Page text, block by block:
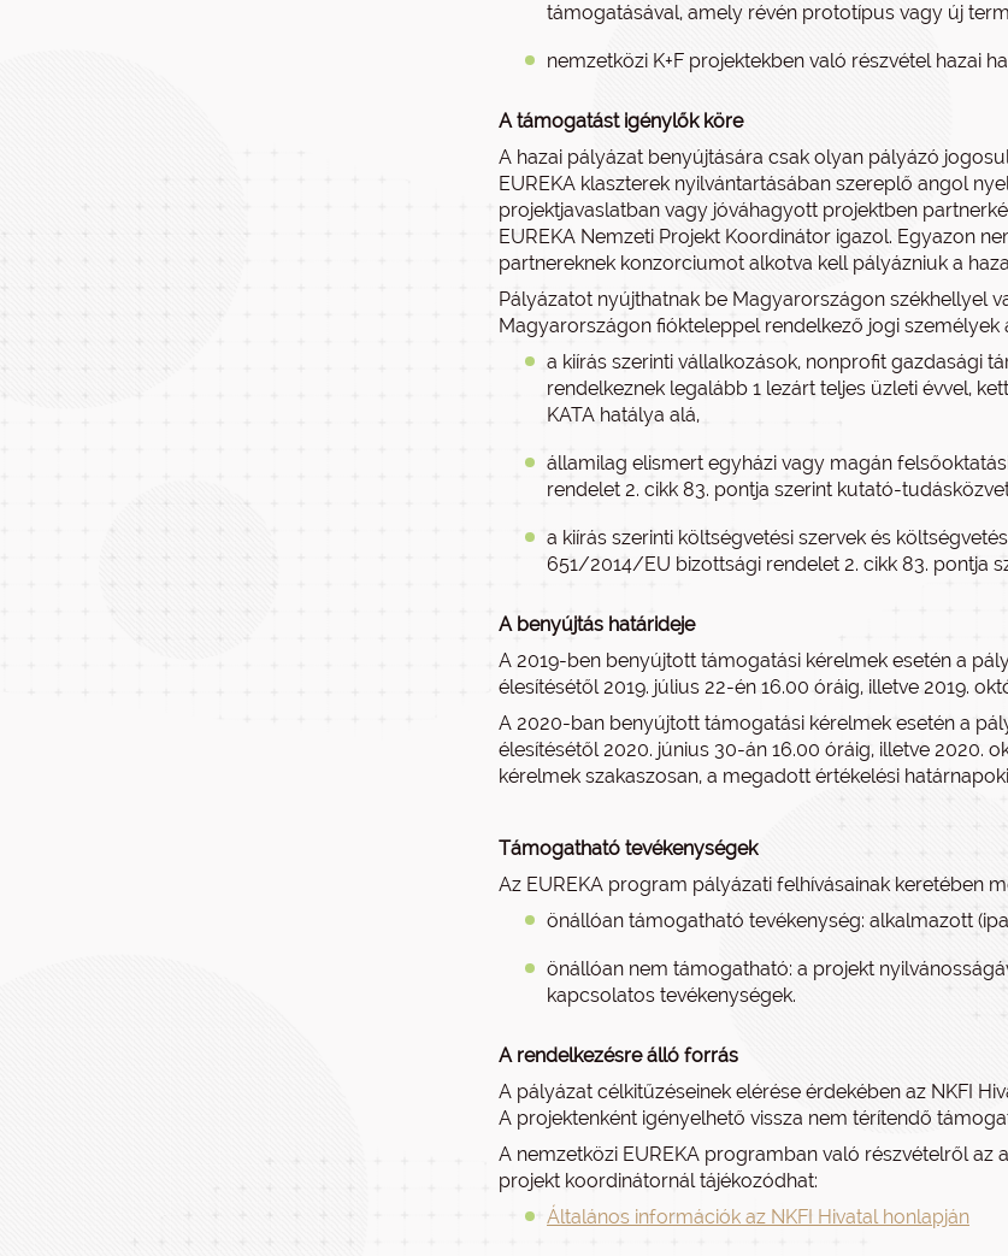
támogatásával, amely révén prototípus vagy új
nemzetközi K+F projektekben való részvétel hazai
A támogatást igénylők köre
A hazai pályázat benyújtására csak olyan pályázó
EUREKA klaszterek nyilvántartásában szereplő angol
projektjavaslatban vagy jóváhagyott projektben
EUREKA Nemzeti Projekt Koordinátor igazol. Egyazon
partnereknek konzorciumot alkotva kell pályázniuk a
Pályázatot nyújthatnak be Magyarországon székhellyel
Magyarországon fiókteleppel rendelkező jogi személyek
a kiírás szerinti vállalkozások, nonprofit gazdasági
rendelkeznek legalább 1 lezárt teljes üzleti évvel,
KATA hatálya alá,
államilag elismert egyházi vagy magán
rendelet 2. cikk 83. pontja szerint kutató-
a kiírás szerinti költségvetési szervek és
651/2014/EU bizottsági rendelet 2. cikk 83. pontja
A benyújtás határideje
A 2019-ben benyújtott támogatási kérelmek esetén a
élesítésétől 2019. július 22-én 16.00 óráig, illetve 2019.
A 2020-ban benyújtott támogatási kérelmek esetén a
élesítésétől 2020. június 30-án 16.00 óráig, illetve 2020.
kérelmek szakaszosan, a megadott értékelési
Támogatható tevékenységek
Az EUREKA program pályázati felhívásainak keretében
önállóan támogatható tevékenység: alkalmazott
önállóan nem támogatható: a projekt
kapcsolatos tevékenységek.
A rendelkezésre álló forrás
A pályázat célkitűzéseinek elérése érdekében az NKFI
A projektenként igényelhető vissza nem térítendő
A nemzetközi EUREKA programban való részvételről az
projekt koordinátornál tájékozódhat:
Általános információk az NKFI Hivatal honlapján